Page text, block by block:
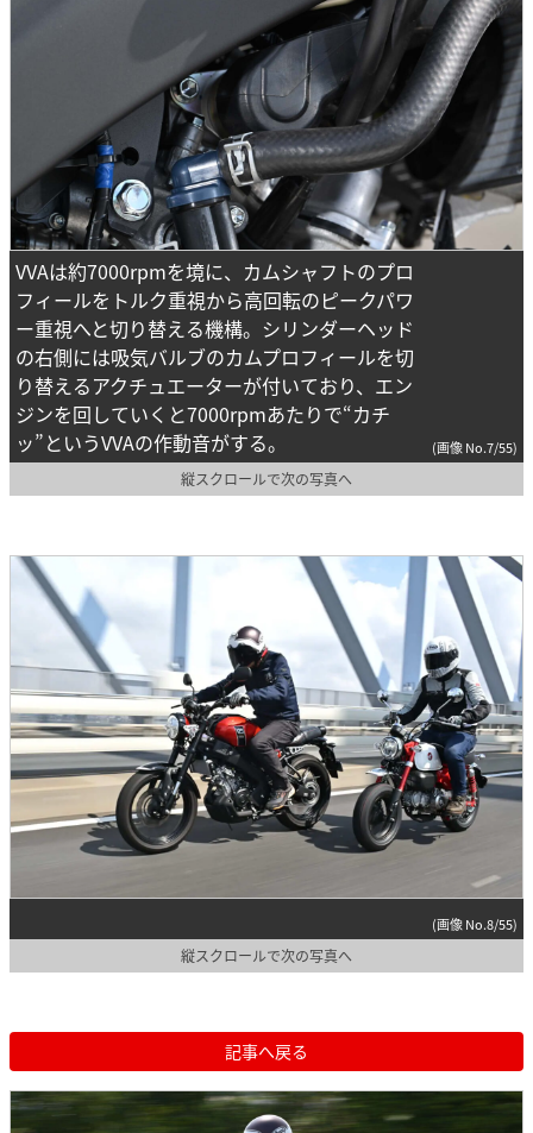
VVAは約7000rpmを境に、カムシャフトのプロ
フィールをトルク重視から高回転のピークパワ
ー重視へと切り替える機構。シリンダーヘッド
の右側には吸気バルブのカムプロフィールを切
り替えるアクチュエーターが付いており、エン
ジンを回していくと7000rpmあたりで“カチ
ッ”というVVAの作動音がする。
(画像 No.7/55)
縦スクロールで次の写真へ
(画像 No.8/55)
縦スクロールで次の写真へ
記事へ戻る